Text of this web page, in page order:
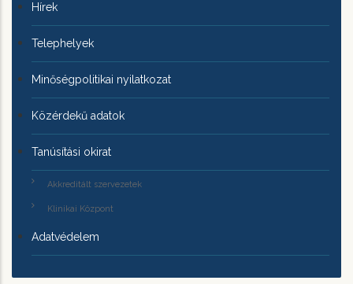
Hírek
Telephelyek
Minőségpolitikai nyilatkozat
Közérdekű adatok
Tanúsítási okirat
Akkreditált szervezetek
Klinikai Központ
Adatvédelem